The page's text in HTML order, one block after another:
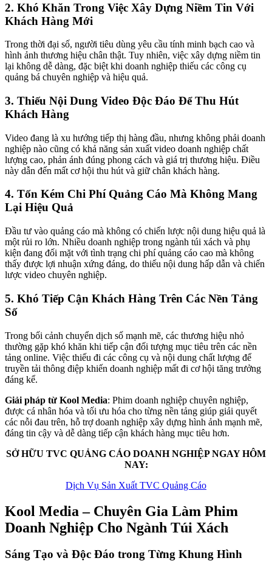
2. Khó Khăn Trong Việc Xây Dựng Niềm Tin Với
Khách Hàng Mới
Trong thời đại số, người tiêu dùng yêu cầu tính minh bạch cao và
hình ảnh thương hiệu chân thật. Tuy nhiên, việc xây dựng niềm tin
lại không dễ dàng, đặc biệt khi doanh nghiệp thiếu các công cụ
quảng bá chuyên nghiệp và hiệu quả.
3. Thiếu Nội Dung Video Độc Đáo Để Thu Hút
Khách Hàng
Video đang là xu hướng tiếp thị hàng đầu, nhưng không phải doanh
nghiệp nào cũng có khả năng sản xuất video doanh nghiệp chất
lượng cao, phản ánh đúng phong cách và giá trị thương hiệu. Điều
này dẫn đến mất cơ hội thu hút và giữ chân khách hàng.
4. Tốn Kém Chi Phí Quảng Cáo Mà Không Mang
Lại Hiệu Quả
Đầu tư vào quảng cáo mà không có chiến lược nội dung hiệu quả là
một rủi ro lớn. Nhiều doanh nghiệp trong ngành túi xách và phụ
kiện đang đối mặt với tình trạng chi phí quảng cáo cao mà không
thấy được lợi nhuận xứng đáng, do thiếu nội dung hấp dẫn và chiến
lược video chuyên nghiệp.
5. Khó Tiếp Cận Khách Hàng Trên Các Nền Tảng
Số
Trong bối cảnh chuyển dịch số mạnh mẽ, các thương hiệu nhỏ
thường gặp khó khăn khi tiếp cận đối tượng mục tiêu trên các nền
tảng online. Việc thiếu đi các công cụ và nội dung chất lượng để
truyền tải thông điệp khiến doanh nghiệp mất đi cơ hội tăng trưởng
đáng kể.
Giải pháp từ Kool Media: Phim doanh nghiệp chuyên nghiệp,
được cá nhân hóa và tối ưu hóa cho từng nền tảng giúp giải quyết
các nỗi đau trên, hỗ trợ doanh nghiệp xây dựng hình ảnh mạnh mẽ,
đáng tin cậy và dễ dàng tiếp cận khách hàng mục tiêu hơn.
SỞ HỮU TVC QUẢNG CÁO DOANH NGHIỆP NGAY HÔM
NAY:
Dịch Vụ Sản Xuất TVC Quảng Cáo
Kool Media – Chuyên Gia Làm Phim
Doanh Nghiệp Cho Ngành Túi Xách
Sáng Tạo và Độc Đáo trong Từng Khung Hình